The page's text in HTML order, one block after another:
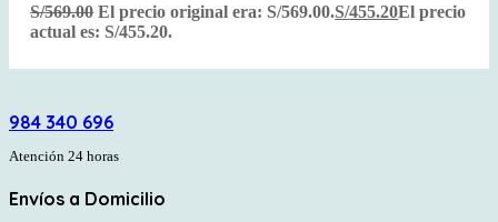
S/569.00 El precio original era: S/569.00.S/455.20El precio
actual es: S/455.20.
984 340 696
Atención 24 horas
Envíos a Domicilio